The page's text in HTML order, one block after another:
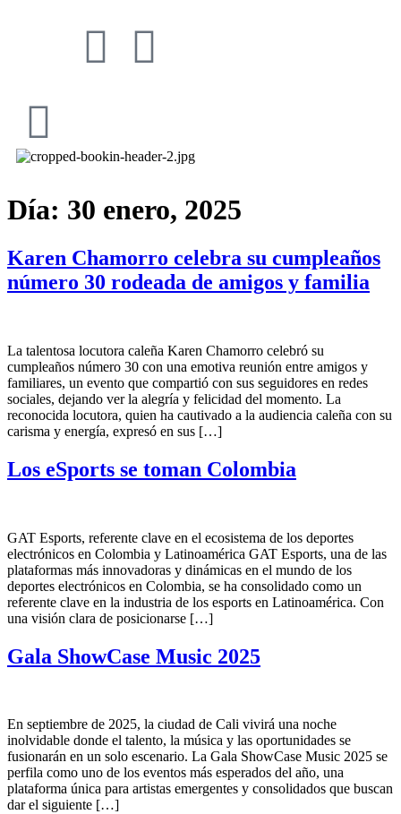
Día: 30 enero, 2025
Karen Chamorro celebra su cumpleaños
número 30 rodeada de amigos y familia
La talentosa locutora caleña Karen Chamorro celebró su
cumpleaños número 30 con una emotiva reunión entre amigos y
familiares, un evento que compartió con sus seguidores en redes
sociales, dejando ver la alegría y felicidad del momento. La
reconocida locutora, quien ha cautivado a la audiencia caleña con su
carisma y energía, expresó en sus […]
Los eSports se toman Colombia
GAT Esports, referente clave en el ecosistema de los deportes
electrónicos en Colombia y Latinoamérica GAT Esports, una de las
plataformas más innovadoras y dinámicas en el mundo de los
deportes electrónicos en Colombia, se ha consolidado como un
referente clave en la industria de los esports en Latinoamérica. Con
una visión clara de posicionarse […]
Gala ShowCase Music 2025
En septiembre de 2025, la ciudad de Cali vivirá una noche
inolvidable donde el talento, la música y las oportunidades se
fusionarán en un solo escenario. La Gala ShowCase Music 2025 se
perfila como uno de los eventos más esperados del año, una
plataforma única para artistas emergentes y consolidados que buscan
dar el siguiente […]